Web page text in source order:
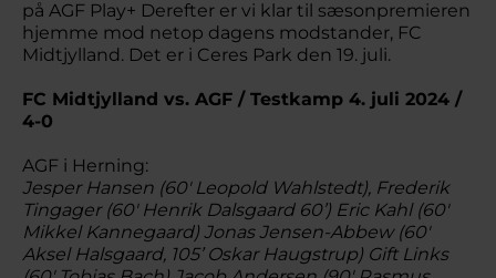
på AGF Play+ Derefter er vi klar til sæsonpremieren
hjemme mod netop dagens modstander, FC
Midtjylland. Det er i Ceres Park den 19. juli.
FC Midtjylland vs. AGF / Testkamp 4. juli 2024 /
4-0
AGF i Herning:
Jesper Hansen (60' Leopold Wahlstedt), Frederik
Tingager (60' Henrik Dalsgaard 60’) Eric Kahl (60'
Mikkel Kannegaard) Jonas Jensen-Abbew (60'
Aksel Halsgaard, 105’ Oskar Haugstrup) Gift Links